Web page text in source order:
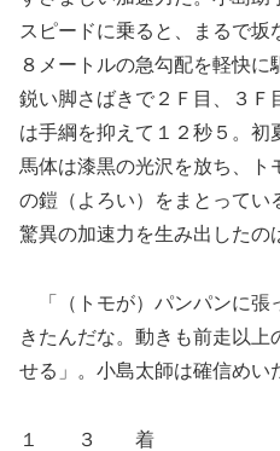
スピードに乗ると、まるで坂
８メートルの急勾配を軽快に
鋭い脚さばきで２Ｆ目、３Ｆ
は手綱を抑えて１２秒５。
馬体は漆黒の光沢を放ち、ト
の鎧（よろい）をまとってい
驚異の加速力を生み出したの
「（トモが）パンパンに張
きたんだな。動きも前走以上
せる」。小島太師は確信めい
１ ３ 着